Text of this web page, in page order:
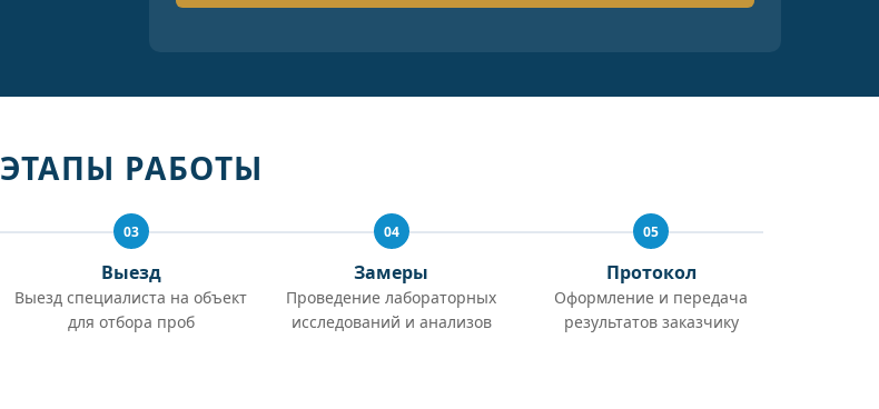
ЭТАПЫ РАБОТЫ
03
Выезд
Выезд специалиста на объект
для отбора проб
04
Замеры
Проведение лабораторных
исследований и анализов
05
Протокол
Оформление и передача
результатов заказчику